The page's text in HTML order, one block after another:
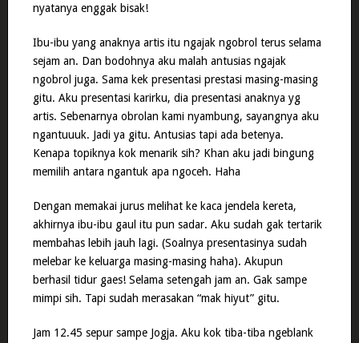
nyatanya enggak bisak!
Ibu-ibu yang anaknya artis itu ngajak ngobrol terus selama
sejam an. Dan bodohnya aku malah antusias ngajak
ngobrol juga. Sama kek presentasi prestasi masing-masing
gitu. Aku presentasi karirku, dia presentasi anaknya yg
artis. Sebenarnya obrolan kami nyambung, sayangnya aku
ngantuuuk. Jadi ya gitu. Antusias tapi ada betenya.
Kenapa topiknya kok menarik sih? Khan aku jadi bingung
memilih antara ngantuk apa ngoceh. Haha
Dengan memakai jurus melihat ke kaca jendela kereta,
akhirnya ibu-ibu gaul itu pun sadar. Aku sudah gak tertarik
membahas lebih jauh lagi. (Soalnya presentasinya sudah
melebar ke keluarga masing-masing haha). Akupun
berhasil tidur gaes! Selama setengah jam an. Gak sampe
mimpi sih. Tapi sudah merasakan “mak hiyut” gitu.
Jam 12.45 sepur sampe Jogja. Aku kok tiba-tiba ngeblank